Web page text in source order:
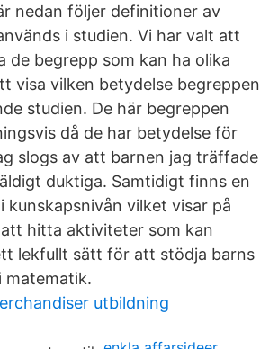
nedan följer definitioner av
i studien. Vi har valt att
de begrepp som kan ha olika
visa vilken betydelse begreppen
studien. De här begreppen
då de har betydelse för
slogs av att barnen jag träffade
duktiga. Samtidigt finns en
kunskapsnivån vilket visar på
hitta aktiviteter som kan
lekfullt sätt för att stödja barns
matematik.
utbildning